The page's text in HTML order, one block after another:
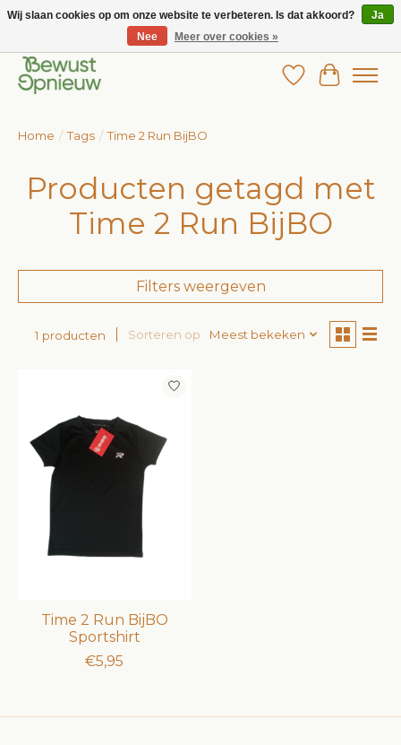
Wij bieden het grootste aanbod in betaalbare kinderkleding!
Verlanglijst
Home / Tags / Time 2 Run BijBO
Producten getagd met
Time 2 Run BijBO
Filters weergeven
1 producten Sorteren op Meest bekeken
Time 2 Run BijBO
Sportshirt
€5,95
Wij slaan cookies op om onze website te verbeteren. Is dat akkoord?
Ja
Nee
Meer over cookies »